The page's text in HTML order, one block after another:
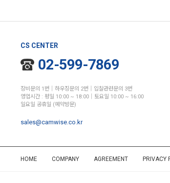
CS CENTER
02-599-7869
장비문의 1번│하우징문의 2번│입찰관련문의 3번
영업시간 : 평일 10:00 ~ 18:00│토요일 10:00 ~ 16:00
일요일 공휴일 (예약방문)
sales@camwise.co.kr
HOME COMPANY AGREEMENT PRIVACY